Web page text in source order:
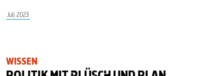
Juli 2023
WISSEN